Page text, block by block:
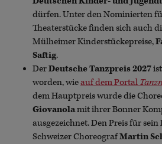
dürfen. Unter den Nominierten
Theaterstücke finden sich auch
Mülheimer Kinderstückepreise,
Saftig.
DerDeutsche Tanzpreis 2027
worden, wieauf dem Portal
dem Hauptpreis wurde die
Giovanolamit ihrer Bonner
ausgezeichnet. Den Preis für
Schweizer ChoreografMartin